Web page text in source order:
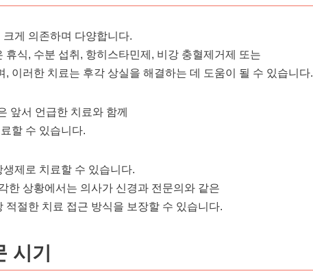
게 의존하며 다양합니다.
휴식, 수분 섭취, 항히스타민제, 비강 충혈제거제 또는
이러한 치료는 후각 상실을 해결하는 데 도움이 될 수 있습니다.
앞서 언급한 치료와 함께
할 수 있습니다.
제로 치료할 수 있습니다.
한 상황에서는 의사가 신경과 전문의와 같은
적절한 치료 접근 방식을 보장할 수 있습니다.
시기